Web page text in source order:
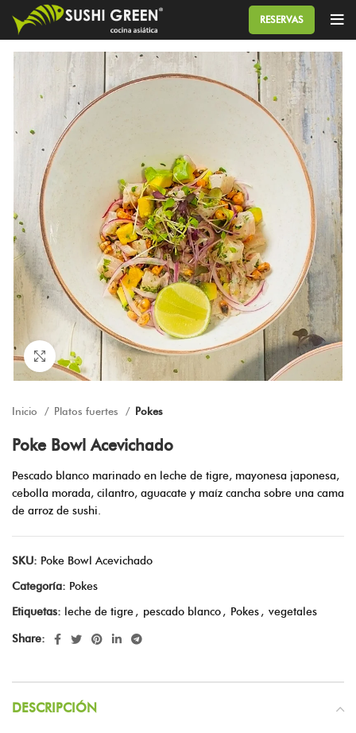
RESERVAS
Click to enlarge
Inicio Platos fuertes Pokes
Poke Bowl Acevichado
Pescado blanco marinado en leche de tigre, mayonesa japonesa,
cebolla morada, cilantro, aguacate y maíz cancha sobre una cama
de arroz de sushi.
SKU: Poke Bowl Acevichado
Categoría: Pokes
Etiquetas: leche de tigre , pescado blanco , Pokes , vegetales
Share:
DESCRIPCIÓN